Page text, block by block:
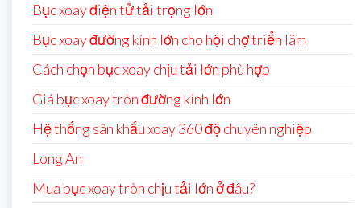
Bục xoay điện tử tải trọng lớn
Bục xoay đường kính lớn cho hội chợ triển lãm
Cách chọn bục xoay chịu tải lớn phù hợp
Giá bục xoay tròn đường kính lớn
Hệ thống sân khấu xoay 360 độ chuyên nghiệp
Long An
Mua bục xoay tròn chịu tải lớn ở đâu?